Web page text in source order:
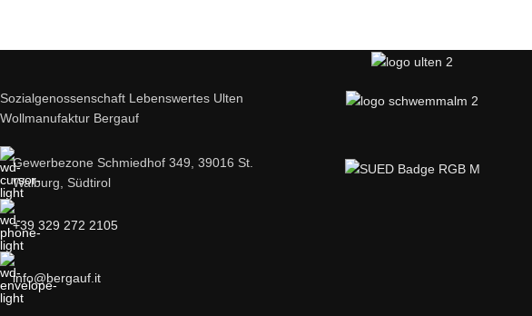
Hotelpartnern.
Sozialgenossenschaft Lebenswertes Ulten
Wollmanufaktur Bergauf
Gewerbezone Schmiedhof 349, 39016 St.
Walburg, Südtirol
+39 329 272 2105
info@bergauf.it